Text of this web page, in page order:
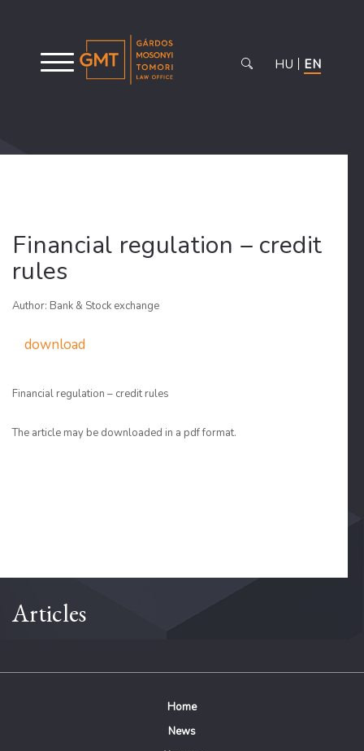
HU EN
Financial regulation – credit
rules
Author: Bank & Stock exchange
download
Financial regulation – credit rules
The article may be downloaded in a pdf format.
Articles
Home
News